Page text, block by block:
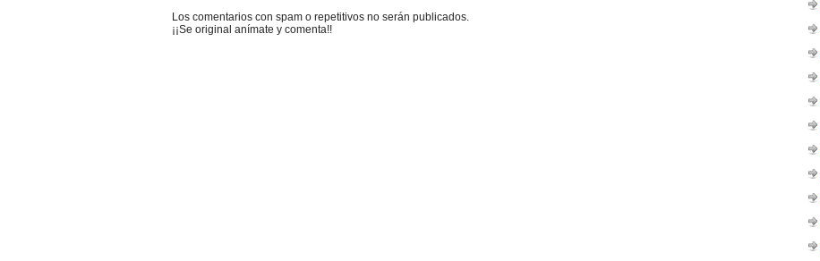
Los comentarios con spam o repetitivos no serán publicados.
¡¡Se original anímate y comenta!!